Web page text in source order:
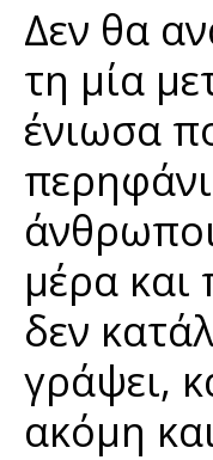
Δεν θα
τη μία
ένιωσα
μέρα και
δεν
γράψει,
ακόμη